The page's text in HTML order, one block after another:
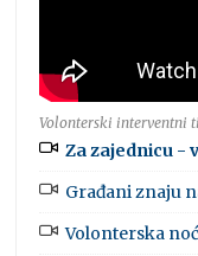
Volonterski interventni
Za zajednicu -
Građani znaju
Volonterska noć